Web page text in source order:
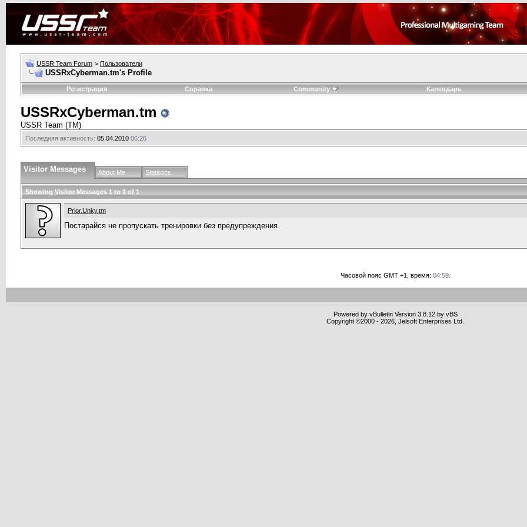
USSR Team Forum > Пользователи
USSRxCyberman.tm's Profile
Регистрация
Справка Community Календарь
USSRxCyberman.tm
USSR Team (TM)
Последняя активность: 05.04.2010 06:26
Visitor Messages About Me Statistics
Showing Visitor Messages 1 to 1 of 1
Prior.Unky.tm
Постарайся не пропускать тренировки без предупреждения.
Часовой пояс GMT +1, время: 04:59.
Powered by vBulletin Version 3.8.12 by vBS
Copyright ©2000 - 2026, Jelsoft Enterprises Ltd.